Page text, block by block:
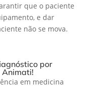
que o paciente
e dar
não se mova.
por
Animati!
em medicina